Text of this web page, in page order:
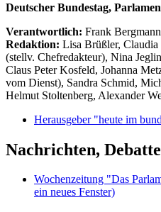
Deutscher Bundestag,
Verantwortlich: Frank
Redaktion: Lisa Brüßler,
(stellv. Chefredakteur), Nina
Claus Peter Kosfeld, Johanna
vom Dienst), Sandra Schmid,
Helmut Stoltenberg, Alexander
Herausgeber "heute im
Nachrichten,
Wochenzeitung "Das
ein neues Fenster)